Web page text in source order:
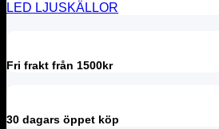
LED LJUSKÄLLOR
Fri frakt från 1500kr
30 dagars öppet köp